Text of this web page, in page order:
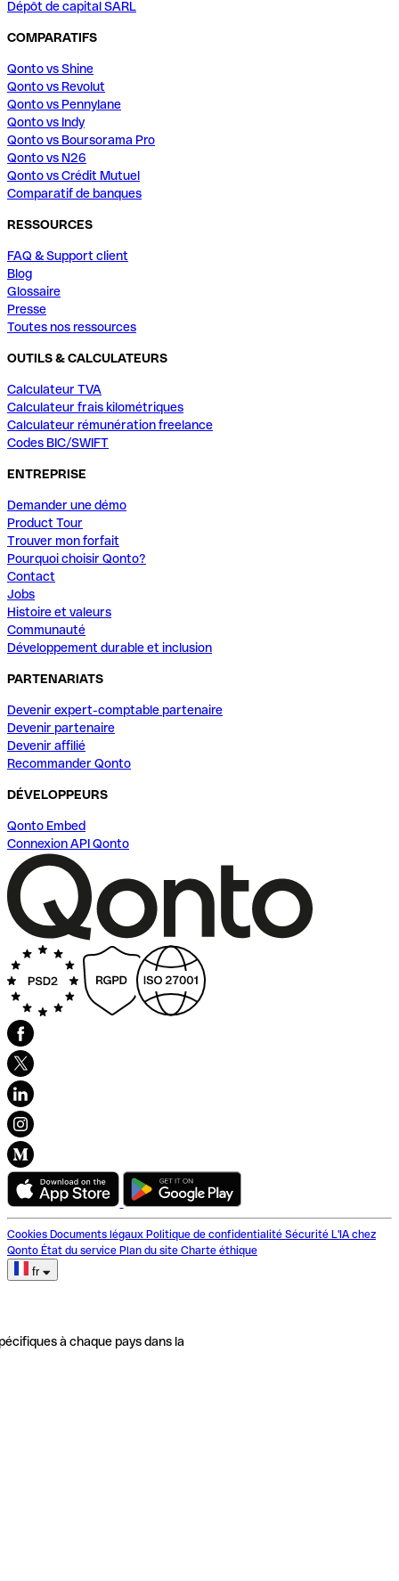
Dépôt de capital SARL
COMPARATIFS
Qonto vs Shine
Qonto vs Revolut
Qonto vs Pennylane
Qonto vs Indy
Qonto vs Boursorama Pro
Qonto vs N26
Qonto vs Crédit Mutuel
Comparatif de banques
RESSOURCES
FAQ & Support client
Blog
Glossaire
Presse
Toutes nos ressources
OUTILS & CALCULATEURS
Calculateur TVA
Calculateur frais kilométriques
Calculateur rémunération freelance
Codes BIC/SWIFT
ENTREPRISE
Demander une démo
Product Tour
Trouver mon forfait
Pourquoi choisir Qonto?
Contact
Jobs
Histoire et valeurs
Communauté
Développement durable et inclusion
PARTENARIATS
Devenir expert-comptable partenaire
Devenir partenaire
Devenir affilié
Recommander Qonto
DÉVELOPPEURS
Qonto Embed
Connexion API Qonto
Cookies Documents légaux Politique de confidentialité Sécurité L'IA chez
Qonto État du service Plan du site Charte éthique
fr
à chaque pays dans la